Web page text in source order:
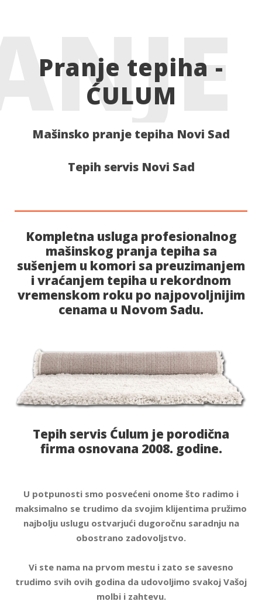
Pranje tepiha -
ĆULUM
Mašinsko pranje tepiha Novi Sad
Tepih servis Novi Sad
Kompletna usluga profesionalnog
mašinskog pranja tepiha sa
sušenjem u komori sa preuzimanjem
i vraćanjem tepiha u rekordnom
vremenskom roku po najpovoljnijim
cenama u Novom Sadu.
Tepih servis Ćulum je porodična
firma osnovana 2008. godine.
U potpunosti smo posvećeni onome što radimo i
maksimalno se trudimo da svojim klijentima pružimo
najbolju uslugu ostvarjući dugoročnu saradnju na
obostrano zadovoljstvo.
Vi ste nama na prvom mestu i zato se savesno
trudimo svih ovih godina da udovoljimo svakoj Vašoj
molbi i zahtevu.